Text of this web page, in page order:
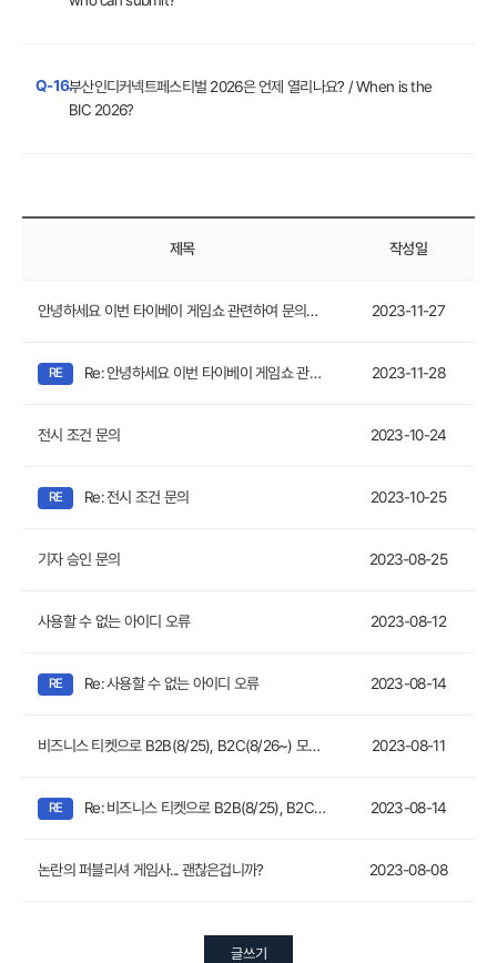
Q-16.부산인디커넥트페스티벌 2026은 언제 열리나요? / When is the
BIC 2026?
제목 작성일
안녕하세요 이번 타이베이 게임쇼 관련하여 문의할게 있어 연락하였습니다 2023-11-27
Re: 안녕하세요 이번 타이베이 게임쇼 관련하여 문의할게 있어 연락하였습니다 2023-11-28
전시 조건 문의 2023-10-24
Re: 전시 조건 문의 2023-10-25
기자 승인 문의 2023-08-25
사용할 수 없는 아이디 오류 2023-08-12
Re: 사용할 수 없는 아이디 오류 2023-08-14
비즈니스 티켓으로 B2B(8/25), B2C(8/26~) 모두 참여가 가능할까요? 2023-08-11
Re: 비즈니스 티켓으로 B2B(8/25), B2C(8/26~) 모두 참여가 가능할까요? 2023-08-14
논란의 퍼블리셔 게임사... 괜찮은겁니까? 2023-08-08
글쓰기